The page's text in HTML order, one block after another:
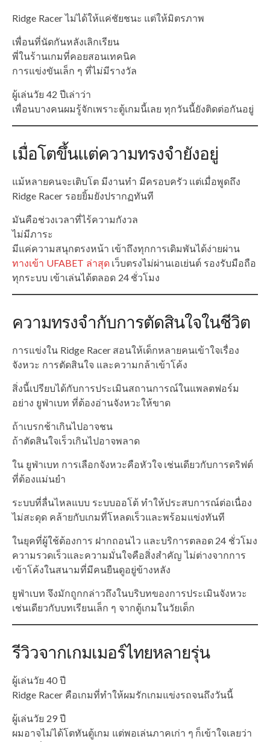
Ridge Racer ไม่ได้ให้แค่ชัยชนะ แต่ให้มิตรภาพ
เพื่อนที่นัดกันหลังเลิกเรียน
พี่ในร้านเกมที่คอยสอนเทคนิค
การแข่งขันเล็ก ๆ ที่ไม่มีรางวัล
ผู้เล่นวัย 42 ปีเล่าว่า
เพื่อนบางคนผมรู้จักเพราะตู้เกมนี้เลย ทุกวันนี้ยังติดต่อกันอยู่
เมื่อโตขึ้นแต่ความทรงจำยังอยู่
แม้หลายคนจะเติบโต มีงานทำ มีครอบครัว แต่เมื่อพูดถึง
Ridge Racer รอยยิ้มยังปรากฏทันที
มันคือช่วงเวลาที่ไร้ความกังวล
ไม่มีภาระ
มีแค่ความสนุกตรงหน้า เข้าถึงทุกการเดิมพันได้ง่ายผ่าน
ทางเข้า UFABET ล่าสุดเว็บตรงไม่ผ่านเอเย่นต์ รองรับมือถือ
ทุกระบบ เข้าเล่นได้ตลอด 24 ชั่วโมง
ความทรงจำกับการตัดสินใจในชีวิต
การแข่งใน Ridge Racer สอนให้เด็กหลายคนเข้าใจเรื่อง
จังหวะ การตัดสินใจ และความกล้าเข้าโค้ง
สิ่งนี้เปรียบได้กับการประเมินสถานการณ์ในแพลตฟอร์ม
อย่าง ยูฟ่าเบท ที่ต้องอ่านจังหวะให้ขาด
ถ้าเบรกช้าเกินไปอาจชน
ถ้าตัดสินใจเร็วเกินไปอาจพลาด
ใน ยูฟ่าเบท การเลือกจังหวะคือหัวใจ เช่นเดียวกับการดริฟต์
ที่ต้องแม่นยำ
ระบบที่ลื่นไหลแบบ ระบบออโต้ ทำให้ประสบการณ์ต่อเนื่อง
ไม่สะดุด คล้ายกับเกมที่โหลดเร็วและพร้อมแข่งทันที
ในยุคที่ผู้ใช้ต้องการ ฝากถอนไว และบริการตลอด 24 ชั่วโมง
ความรวดเร็วและความมั่นใจคือสิ่งสำคัญ ไม่ต่างจากการ
เข้าโค้งในสนามที่มีคนยืนดูอยู่ข้างหลัง
ยูฟ่าเบท จึงมักถูกกล่าวถึงในบริบทของการประเมินจังหวะ
เช่นเดียวกับบทเรียนเล็ก ๆ จากตู้เกมในวัยเด็ก
รีวิวจากเกมเมอร์ไทยหลายรุ่น
ผู้เล่นวัย 40 ปี
Ridge Racer คือเกมที่ทำให้ผมรักเกมแข่งรถจนถึงวันนี้
ผู้เล่นวัย 29 ปี
ผมอาจไม่ได้โตทันตู้เกม แต่พอเล่นภาคเก่า ๆ ก็เข้าใจเลยว่า